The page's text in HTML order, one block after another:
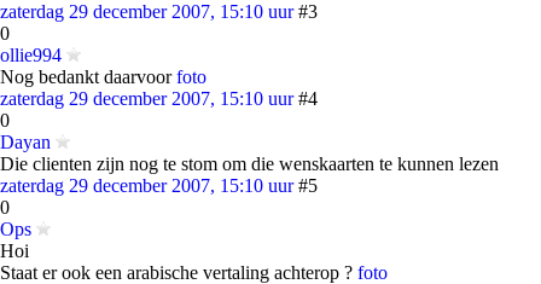
zaterdag 29 december 2007, 15:10 uur #3
0
ollie994
Nog bedankt daarvoorfoto
zaterdag 29 december 2007, 15:10 uur #4
0
Dayan
Die clienten zijn nog te stom om die wenskaarten te kunnen lezen
zaterdag 29 december 2007, 15:10 uur #5
0
Ops
Hoi
Staat er ook een arabische vertaling achterop ? foto